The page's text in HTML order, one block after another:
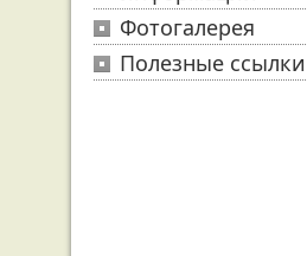
Фотогалерея
Полезные ссылки